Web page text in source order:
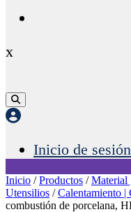
x
Inicio de
Inicio /Productos /Material
Utensilios /Calentamiento |
combustión de porcelana,